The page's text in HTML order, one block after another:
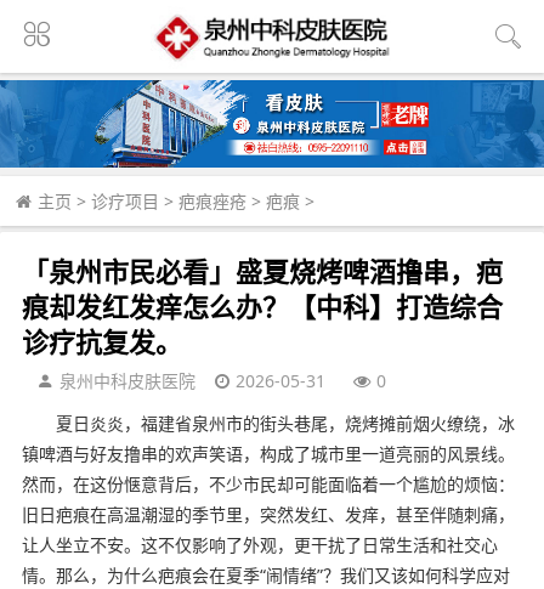
主页 > 诊疗项目 > 疤痕痤疮 > 疤痕 >
「泉州市民必看」盛夏烧烤啤酒撸串，疤
痕却发红发痒怎么办？【中科】打造综合
诊疗抗复发。
泉州中科皮肤医院 2026-05-31
0
夏日炎炎，福建省泉州市的街头巷尾，烧烤摊前烟火缭绕，冰
镇啤酒与好友撸串的欢声笑语，构成了城市里一道亮丽的风景线。
然而，在这份惬意背后，不少市民却可能面临着一个尴尬的烦恼：
旧日疤痕在高温潮湿的季节里，突然发红、发痒，甚至伴随刺痛，
让人坐立不安。这不仅影响了外观，更干扰了日常生活和社交心
情。那么，为什么疤痕会在夏季“闹情绪”？我们又该如何科学应对